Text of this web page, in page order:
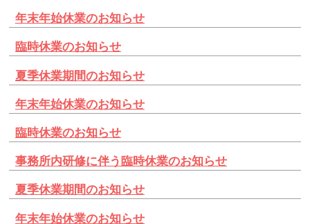
年末年始休業のお知らせ
臨時休業のお知らせ
夏季休業期間のお知らせ
年末年始休業のお知らせ
臨時休業のお知らせ
事務所内研修に伴う臨時休業のお知らせ
夏季休業期間のお知らせ
年末年始休業のお知らせ